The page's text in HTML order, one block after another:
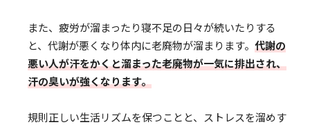
また、疲労が溜まったり寝不足の日々が続いたりする
と、代謝が悪くなり体内に老廃物が溜まります。 代謝の
悪い人が汗をかくと溜まった老廃物が一気に排出され、
汗の臭いが強くなります。
規則正しい生活リズムを保つことと、ストレスを溜めす